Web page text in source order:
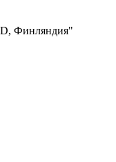
Финляндия"